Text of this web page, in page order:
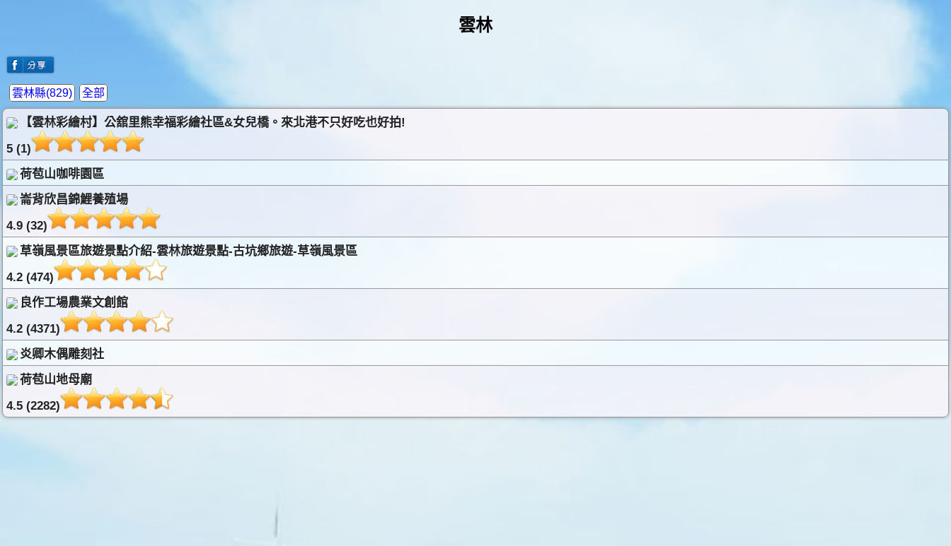
雲林
全部
雲林縣(829)
【雲林彩繪村】公舘里熊幸福彩繪社區&女兒橋。來北港不只好吃也好拍!
5 (1)
荷苞山咖啡園區
崙背欣昌錦鯉養殖場
4.9 (32)
草嶺風景區旅遊景點介紹-雲林旅遊景點-古坑鄉旅遊-草嶺風景區
4.2 (474)
良作工場農業文創館
4.2 (4371)
炎卿木偶雕刻社
荷苞山地母廟
4.5 (2282)